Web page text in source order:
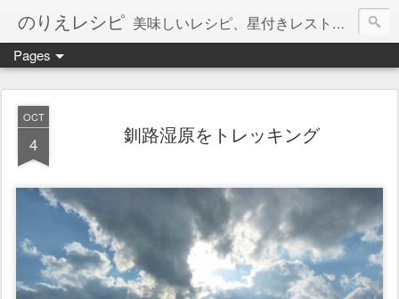
のりえレシピ 美味しいレシピ、星付きレストラン、絶品お取り寄せを紹介しています。
Pages
OCT
4 釧路湿原をトレッキング